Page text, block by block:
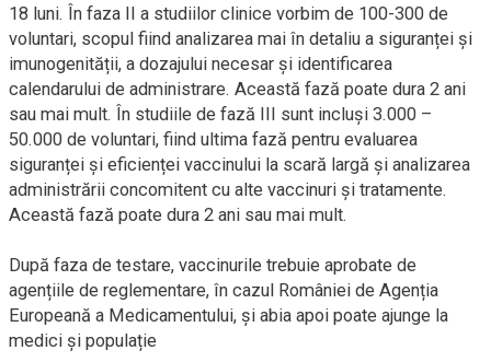
18 luni. În faza II a studiilor clinice vorbim de 100-300 de
voluntari, scopul fiind analizarea mai în detaliu a siguranței și
imunogenității, a dozajului necesar și identificarea
calendarului de administrare. Această fază poate dura 2 ani
sau mai mult. În studiile de fază III sunt incluși 3.000 –
50.000 de voluntari, fiind ultima fază pentru evaluarea
siguranței și eficienței vaccinului la scară largă și analizarea
administrării concomitent cu alte vaccinuri și tratamente.
Această fază poate dura 2 ani sau mai mult.
După faza de testare, vaccinurile trebuie aprobate de
agențiile de reglementare, în cazul României de Agenția
Europeană a Medicamentului, și abia apoi poate ajunge la
medici și populație